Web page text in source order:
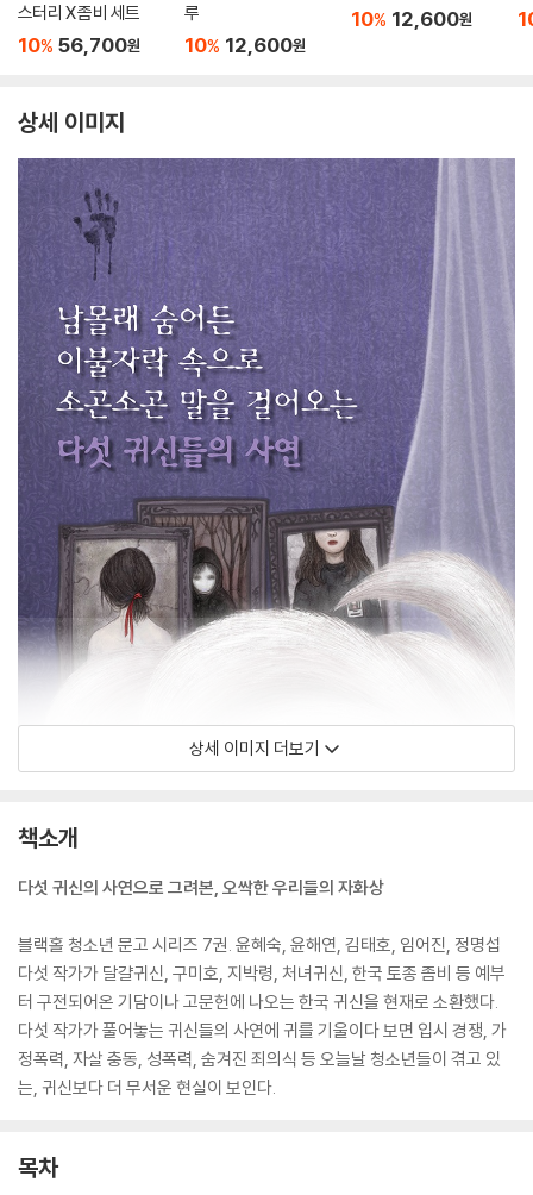
스터리 X 좀비 세트
10% 56,700원
루
10% 12,600원
10% 12,600원
상세 이미지
상세 이미지 더보기
책소개
다섯 귀신의 사연으로 그려본, 오싹한 우리들의 자화상
블랙홀 청소년 문고 시리즈 7권. 윤혜숙, 윤해연, 김태호, 임어진, 정명섭
다섯 작가가 달걀귀신, 구미호, 지박령, 처녀귀신, 한국 토종 좀비 등 예부
터 구전되어온 기담이나 고문헌에 나오는 한국 귀신을 현재로 소환했다.
다섯 작가가 풀어놓는 귀신들의 사연에 귀를 기울이다 보면 입시 경쟁, 가
정폭력, 자살 충동, 성폭력, 숨겨진 죄의식 등 오늘날 청소년들이 겪고 있
는, 귀신보다 더 무서운 현실이 보인다.
목차